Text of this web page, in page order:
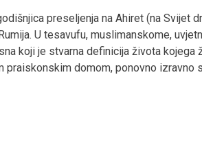
preseljenja na Ahiret (na Svijet
U tesavufu, muslimanskome,
koji je stvarna definicija života kojega
praiskonskim domom, ponovno